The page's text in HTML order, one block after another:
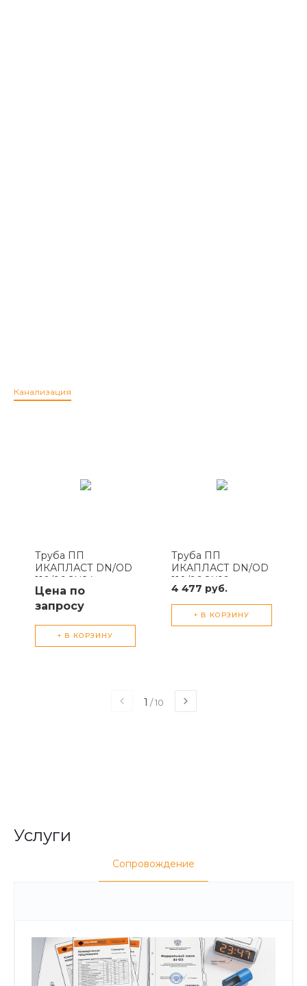
Канализация
Труба ПП
ИКАПЛАСТ DN/OD
110/96 SN24
канализационная
Цена по
запросу
+ В КОРЗИНУ
Труба ПП
ИКАПЛАСТ DN/OD
110/96 SN16
канализационная
4 477 руб.
+ В КОРЗИНУ
1 /10
Услуги
Сопровождение